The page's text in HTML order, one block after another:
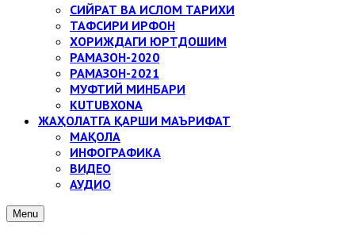
СИЙРАТ ВА ИСЛОМ ТАРИХИ
ТАФСИРИ ИРФОН
ХОРИЖДАГИ ЮРТДОШИМ
РАМАЗОН-2020
РАМАЗОН-2021
МУФТИЙ МИНБАРИ
KUTUBXONA
ЖАҲОЛАТГА ҚАРШИ МАЪРИФАТ
МАҚОЛА
ИНФОГРАФИКА
ВИДЕО
АУДИО
Menu